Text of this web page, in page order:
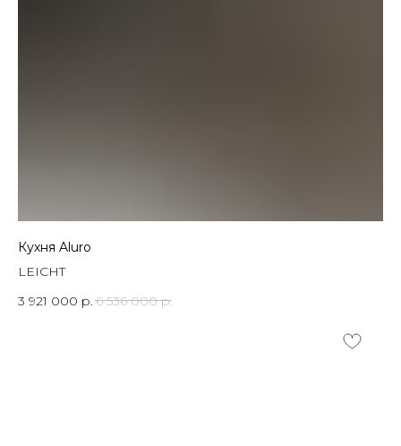
Кухня Aluro
LEICHT
3 921 000 р. 6 536 000 р.